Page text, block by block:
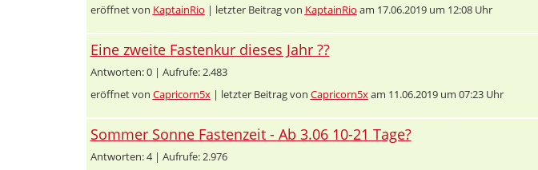
eröffnet von KaptainRio | letzter Beitrag von KaptainRio am 17.06.2019 um 12:08 Uhr
Eine zweite Fastenkur dieses Jahr ??
Antworten: 0 | Aufrufe: 2.483
eröffnet von Capricorn5x| letzter Beitrag von Capricorn5xam 11.06.2019 um 07:23 Uhr
Sommer Sonne Fastenzeit - Ab 3.06 10-21 Tage?
Antworten: 4 | Aufrufe: 2.976